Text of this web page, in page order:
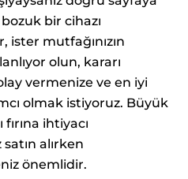
bir cihazı
mutfağınızın
olun, kararı
vermenize ve en iyi
olmak istiyoruz. Büyük
ihtiyacı
alırken
önemlidir.